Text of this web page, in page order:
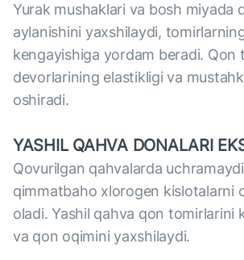
Yurak mushaklari va bosh miyada
aylanishini yaxshilaydi,
kengayishiga yordam beradi. Qon
devorlarining elastikligi va
oshiradi.
YASHIL QAHVA DONALARI
Qovurilgan qahvalarda
qimmatbaho xlorogen kislotalarni
oladi. Yashil qahva qon tomirlarini
va qon oqimini yaxshilaydi.